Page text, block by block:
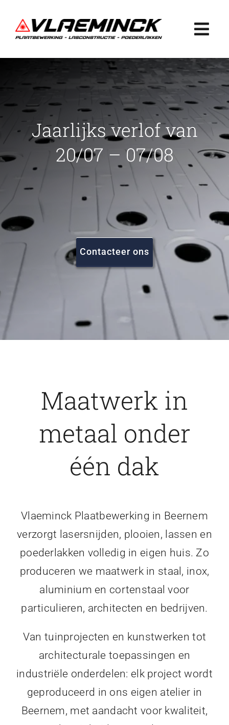
naar
inhoud
Plaatbewerking
Lasconstructie
Poederlakken
Projecten
FAQ
Vacatures
Jaarlijks verlof van
20/07 – 07/08
Contacteer ons
Maatwerk in
metaal onder
één dak
Vlaeminck Plaatbewerking in Beernem
verzorgt lasersnijden, plooien, lassen en
poederlakken volledig in eigen huis. Zo
produceren we maatwerk in staal, inox,
aluminium en cortenstaal voor
particulieren, architecten en bedrijven.
Van tuinprojecten en kunstwerken tot
architecturale toepassingen en
industriële onderdelen: elk project wordt
geproduceerd in ons eigen atelier in
Beernem, met aandacht voor kwaliteit,